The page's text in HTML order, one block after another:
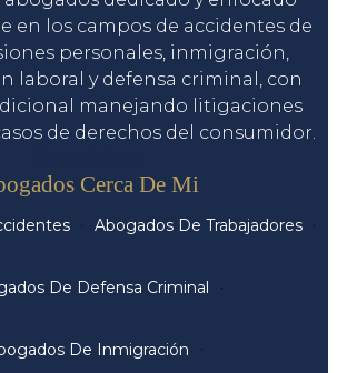
en los campos de accidentes de
personales, inmigración,
laboral y defensa criminal, con
manejando litigaciones
de derechos del consumidor.
Cerca De Mi
Abogados De Trabajadores
De Defensa Criminal
De Inmigración